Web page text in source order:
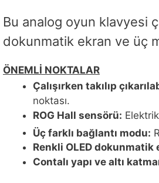
Bu analog oyun klavyesi
dokunmatik ekran ve üç
ÖNEMLİ NOKTALAR
Çalışırken takılıp
noktası.
ROG Hall sensörü:
Üç farklı bağlantı modu:
Renkli OLED dokunmatik
Contalı yapı ve altı